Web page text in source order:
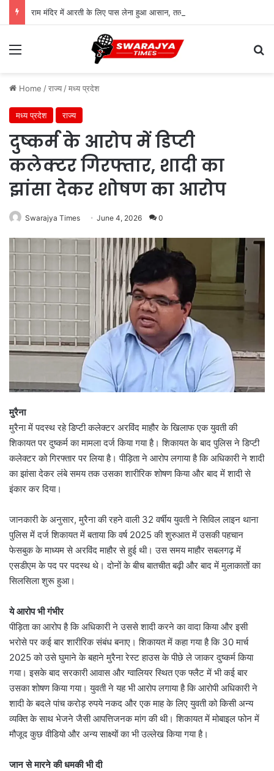
Menu
Home /राज्य /मध्य प्रदेश
मध्य प्रदेश राज्य
दुष्कर्म के आरोप में डिप्टी
कलेक्टर गिरफ्तार, शादी का
झांसा देकर शोषण का आरोप
Swarajya Times June 4, 2026 0
मुरैना
मुरैना में पदस्थ रहे डिप्टी कलेक्टर अरविंद माहौर के खिलाफ एक युवती की
शिकायत पर दुष्कर्म का मामला दर्ज किया गया है। शिकायत के बाद पुलिस ने डिप्टी
कलेक्टर को गिरफ्तार पर लिया है। पीड़िता ने आरोप लगाया है कि अधिकारी ने शादी
का झांसा देकर लंबे समय तक उसका शारीरिक शोषण किया और बाद में शादी से
इंकार कर दिया।
जानकारी के अनुसार, मुरैना की रहने वाली 32 वर्षीय युवती ने सिविल लाइन थाना
पुलिस में दर्ज शिकायत में बताया कि वर्ष 2025 की शुरुआत में उसकी पहचान
फेसबुक के माध्यम से अरविंद माहौर से हुई थी। उस समय माहौर सबलगढ़ में
एसडीएम के पद पर पदस्थ थे। दोनों के बीच बातचीत बढ़ी और बाद में मुलाकातों का
सिलसिला शुरू हुआ।
ये आरोप भी गंभीर
पीड़िता का आरोप है कि अधिकारी ने उससे शादी करने का वादा किया और इसी
भरोसे पर कई बार शारीरिक संबंध बनाए। शिकायत में कहा गया है कि 30 मार्च
2025 को उसे घुमाने के बहाने मुरैना रेस्ट हाउस के पीछे ले जाकर दुष्कर्म किया
गया। इसके बाद सरकारी आवास और ग्वालियर स्थित एक फ्लैट में भी कई बार
उसका शोषण किया गया। युवती ने यह भी आरोप लगाया है कि आरोपी अधिकारी ने
शादी के बदले पांच करोड़ रुपये नकद और एक माह के लिए युवती को किसी अन्य
व्यक्ति के साथ भेजने जैसी आपत्तिजनक मांग की थी। शिकायत में मोबाइल फोन में
मौजूद कुछ वीडियो और अन्य साक्ष्यों का भी उल्लेख किया गया है।
जान से मारने की धमकी भी दी